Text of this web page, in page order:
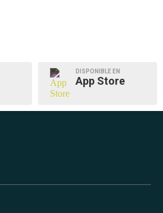
DISPONIBLE EN
App Store